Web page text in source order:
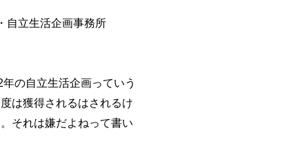
立生活企画事務所
の自立生活企画っていう
は獲得されるはされるけ
それは嫌だよねって書い